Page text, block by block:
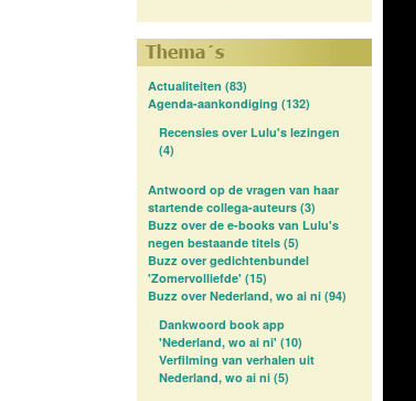
Actualiteiten (83)
Agenda-aankondiging (132)
Recensies over Lulu's lezingen
(4)
Antwoord op de vragen van haar
startende collega-auteurs (3)
Buzz over de e-books van Lulu's
negen bestaande titels (5)
Buzz over gedichtenbundel
'Zomervolliefde' (15)
Buzz over Nederland, wo ai ni (94)
Dankwoord book app
'Nederland, wo ai ni' (10)
Verfilming van verhalen uit
Nederland, wo ai ni (5)